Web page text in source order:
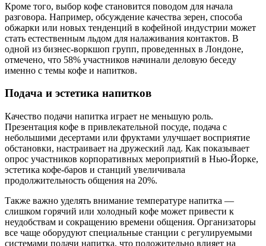
Кроме того, выбор кофе становится поводом для начала
разговора. Например, обсуждение качества зерен, способа
обжарки или новых тенденций в кофейной индустрии может
стать естественным льдом для налаживания контактов. В
одной из бизнес-воркшоп групп, проведенных в Лондоне,
отмечено, что 58% участников начинали деловую беседу
именно с темы кофе и напитков.
Подача и эстетика напитков
Качество подачи напитка играет не меньшую роль.
Презентация кофе в привлекательной посуде, подача с
небольшими десертами или фруктами улучшает восприятие
обстановки, настраивает на дружеский лад. Как показывает
опрос участников корпоративных мероприятий в Нью-Йорке,
эстетика кофе-баров и станций увеличивала
продолжительность общения на 20%.
Также важно уделять внимание температуре напитка —
слишком горячий или холодный кофе может привести к
неудобствам и сокращению времени общения. Организаторы
все чаще оборудуют специальные станции с регулируемыми
системами подачи напитка, что положительно влияет на